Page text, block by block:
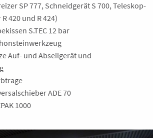
SP 777, Schneidgerät S 700, Teleskop-
420 und R 424)
S.TEC 12 bar
Auf- und Abseilgerät und
ADE 70
1000